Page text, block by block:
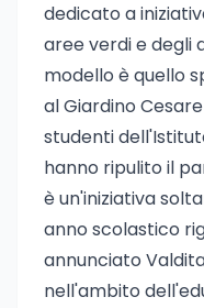
dedicato a
aree verdi e degli
modello è quello
al Giardino
studenti
hanno ripulito il
è un'iniziativa
anno scolastico
annunciato
nell'ambito